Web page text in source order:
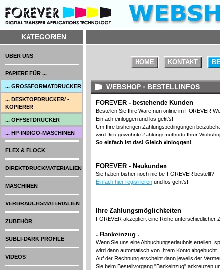
KATEGORIEN
HOME KONTAKT
WEBSHOP › BESTELLINFOS
FOREVER - bestehende Kunden
Bestellen Sie Ihre Ware nun online im FOREVER
Einfach einloggen und los geht’s!
Um Ihre bisherigen Zahlungsbedingungen
wird Ihre gewohnte Zahlungsmethode Ihrer
So einfach ist das! Gleich einloggen!
FOREVER - Neukunden
Sie haben bisher noch nie bei FOREVER bestellt?
Einfach hier registrieren und los geht’s!
Ihre Zahlungsmöglichkeiten
FOREVER akzeptiert eine Reihe unterschiedlicher
- Bankeinzug -
Wenn Sie uns eine Abbuchungserlaubnis erteilen,
wird dann automatisch von Ihrem Konto
Auf der Rechnung erscheint dann jeweils der
Sie beim Bestellvorgang "Bankeinzug" ankreuzen
ÜBER UNS
PAPIERE FÜR ...
... GROSSFORMATDRUCKER
... DESKTOPDRUCKER/ -
KOPIERER
... OFFSETDRUCKER
... HP-INDIGO-MASCHINEN
FLEX & FLOCK
DIREKTDRUCKMATERIALIEN
MASCHINEN
VERBRAUCHSMATERIALIEN
ZUBEHÖR
SUBLI-DARK PROFILE
VIDEOS